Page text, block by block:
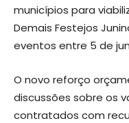
municípios para
Demais Festejos
eventos entre 5 de
O novo reforço
discussões sobre os
contratados com